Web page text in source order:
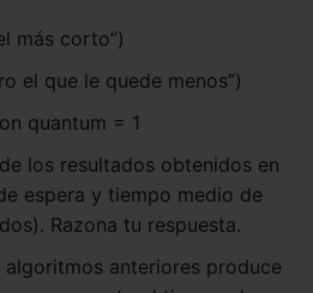
más corto”)
el que le quede menos”)
quantum = 1
los resultados obtenidos en
espera y tiempo medio de
Razona tu respuesta.
algoritmos anteriores produce